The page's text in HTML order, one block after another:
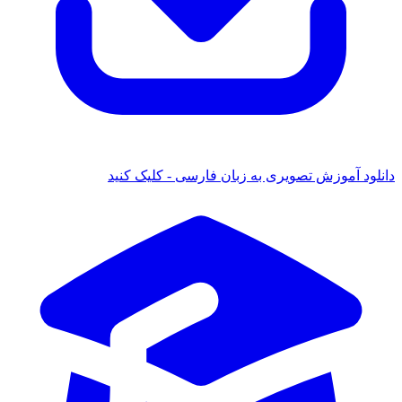
آموزش تصویری به زبان فارسی - کلیک کنید